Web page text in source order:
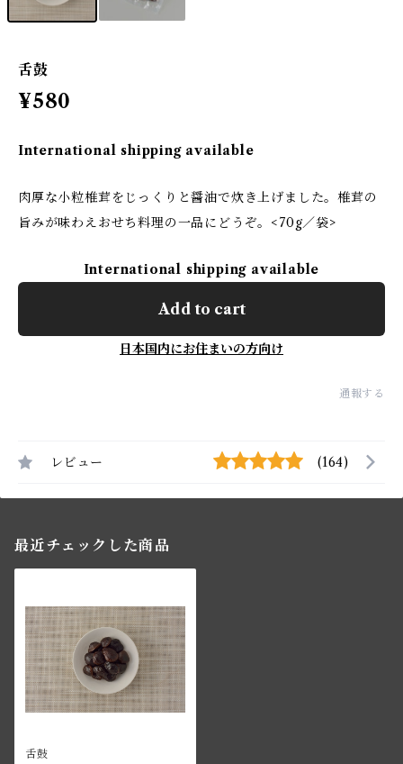
舌鼓
¥580
International shipping available
肉厚な小粒椎茸をじっくりと醤油で炊き上げました。椎茸の
旨みが味わえおせち料理の一品にどうぞ。<70g／袋>
International shipping available
Add to cart
日本国内にお住まいの方向け
通報する
レビュー (164)
最近チェックした商品
舌鼓